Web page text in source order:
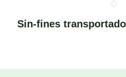
Sin-fines